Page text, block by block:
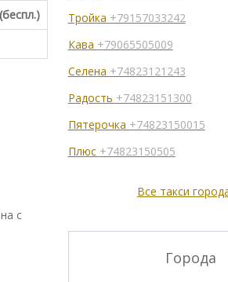
с
Тройка +79157033242
Кава +79065505009
Селена +74823121243
Радость +74823151300
Пятерочка +74823150015
Плюс +74823150505
Все такси
Города